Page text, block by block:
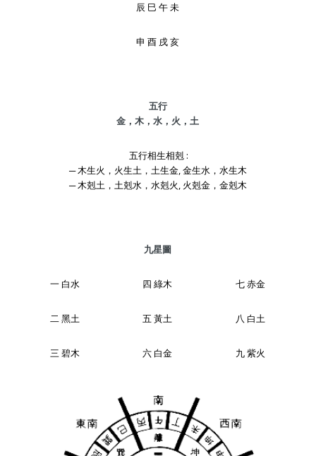
辰 巳 午 未
申 酉 戌 亥
五行
金，木，水，火，土
五行相生相剋 :
─ 木生火，火生土，土生金, 金生水，水生木
─ 木剋土，土剋水，水剋火, 火剋金，金剋木
九星圖
一 白水 四 綠木 七 赤金
二 黑土 五 黃土 八 白土
三 碧木 六 白金 九 紫火